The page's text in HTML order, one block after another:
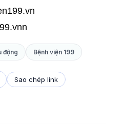
động Bệnh viện 199
Sao chép link